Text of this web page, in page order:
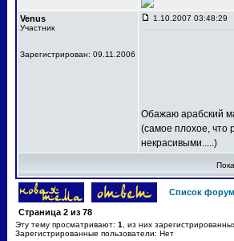
Venus
Участник
Зарегистрирован: 09.11.2006
1.10.2007 03:48:29
Обажаю арабский
(самое плохое, что
некрасивыми.....)
Список
Страница 2 из 78
Эту тему просматривают: 1
, из них
Зарегистрированные пользователи: Нет